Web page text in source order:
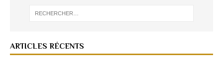
ARTICLES RÉCENTS